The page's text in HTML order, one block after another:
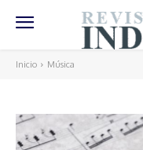
Inicio Música